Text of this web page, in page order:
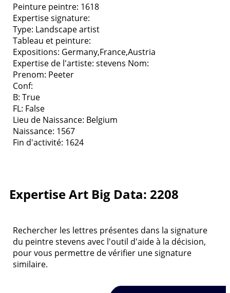
Peinture peintre: 1618
Expertise signature:
Type: Landscape artist
Tableau et peinture:
Expositions: Germany,France,Austria
Expertise de l'artiste: stevens Nom:
Prenom: Peeter
Conf:
B: True
FL: False
Lieu de Naissance: Belgium
Naissance: 1567
Fin d'activité: 1624
Expertise Art Big Data: 2208
Rechercher les lettres présentes dans la signature
du peintre stevens avec l'outil d'aide à la décision,
pour vous permettre de vérifier une signature
similaire.